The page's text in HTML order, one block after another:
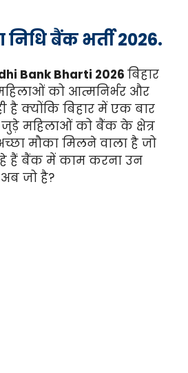
निधि बैंक भर्ती 2026.
Bank Bharti 2026 बिहार
को आत्मनिर्भर और
है क्योंकि बिहार में एक बार
महिलाओं को बैंक के क्षेत्र
मौका मिलने वाला है जो
हैं बैंक में काम करना उन
जो है?